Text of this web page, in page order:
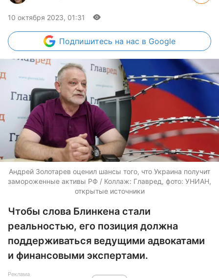
10 октября 2023, 01:31
Подпишитесь на нас в Google
Андрей Золотарев оценил шансы того, что Украина получит
замороженные активы РФ / Коллаж: Главред, фото: УНИАН,
открытые источники
Чтобы слова Блинкена стали
реальностью, его позиция должна
поддерживаться ведущими адвокатами
и финансовыми экспертами.
Реклама